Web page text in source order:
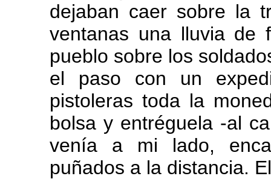
dejaban caer sobre la
ventanas una lluvia de
pueblo sobre los
el paso con un
pistoleras toda la
bolsa y entréguela -al
venía a mi lado,
puñados a la distancia.